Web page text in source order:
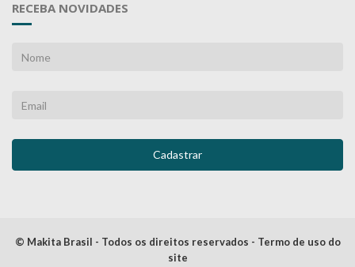
RECEBA NOVIDADES
© Makita Brasil - Todos os direitos reservados - Termo de uso do
site